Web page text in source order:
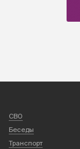
СВО
Беседы
Транспорт